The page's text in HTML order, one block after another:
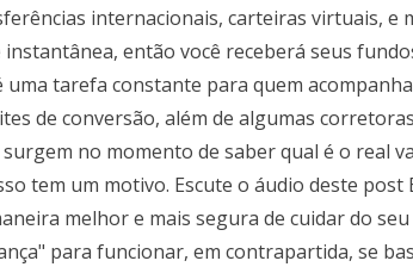
internacionais, carteiras virtuais, e
então você receberá seus
uma tarefa constante para quem
de conversão, além de algumas
surgem no momento de saber qual é o real
tem um motivo. Escute o áudio deste
melhor e mais segura de cuidar do
para funcionar, em contrapartida, se